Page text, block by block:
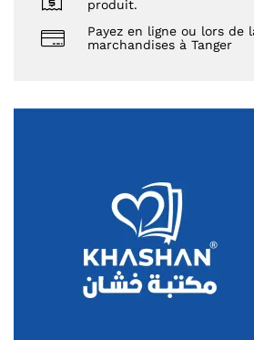
produit.
Payez en ligne ou lors de
marchandises à Tanger